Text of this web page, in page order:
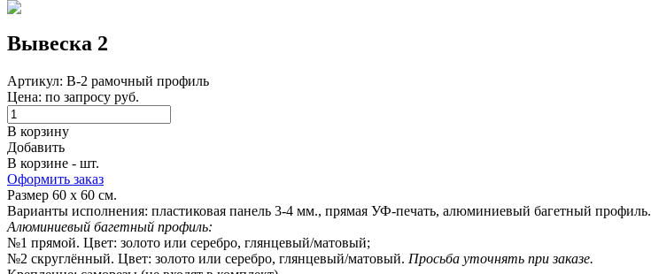
Вывеска 2
Артикул: В-2 рамочный профиль
Цена: по запросу руб.
В корзину
Добавить
В корзине - шт.
Оформить заказ
Размер 60 х 60 см.
Варианты исполнения: пластиковая панель 3-4 мм., прямая УФ-печать, алюминиевый багетный профиль.
Алюминиевый багетный профиль:
№1 прямой. Цвет: золото или серебро, глянцевый/матовый;
№2 скруглённый. Цвет: золото или серебро, глянцевый/матовый. Просьба уточнять при заказе.